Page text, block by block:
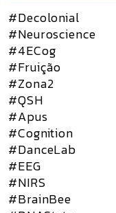
#Decolonial
#Neuroscience
#4ECog
#Fruição
#Zona2
#QSH
#Apus
#Cognition
#DanceLab
#EEG
#NIRS
#BrainBee